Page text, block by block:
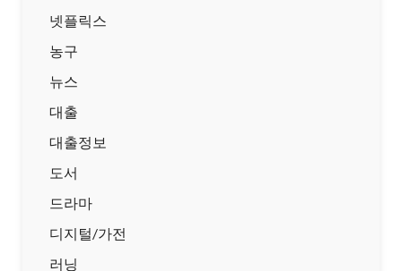
넷플릭스
농구
뉴스
대출
대출정보
도서
드라마
디지털/가전
러닝